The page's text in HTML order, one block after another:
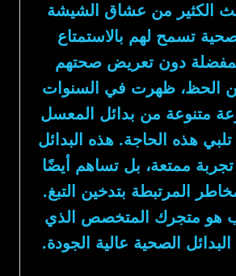
الكثير من عشاق الشيشة
تسمح لهم بالاستمتاع
دون تعريض صحتهم
الحظ، ظهرت في السنوات
متنوعة من بدائل المعسل
تلبي هذه الحاجة. هذه البدائل
ممتعة، بل تساهم أيضًا
المرتبطة بتدخين التبغ.
هو متجرك المتخصص الذي
الصحية عالية الجودة.